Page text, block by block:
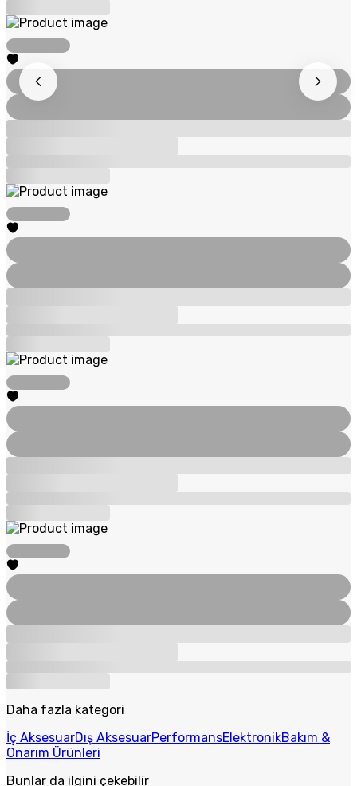
Daha fazla kategori
İç AksesuarDış AksesuarPerformansElektronikBakım &
Onarım Ürünleri
Bunlar da ilgini çekebilir